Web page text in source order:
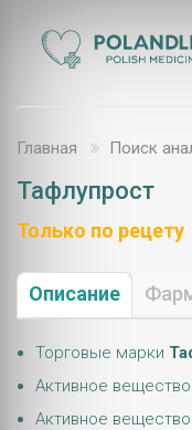
Главная Поиск
Тафлупрост
Только по рецету
Описание
Торговые марки
Активное вещество:
Активное